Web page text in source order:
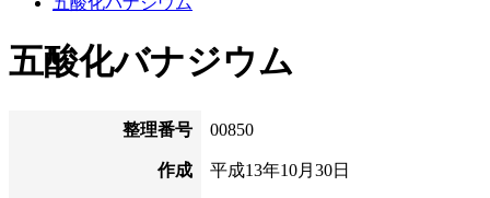
五酸化バナジウム
整理番号 00850
作成 平成13年10月30日